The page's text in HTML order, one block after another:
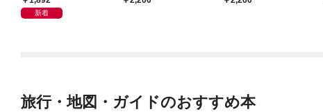
OOK新着
旅行・地図・ガイドのおすすめ本